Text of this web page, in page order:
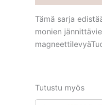
Tämä sarja
monien
Tutustu myös